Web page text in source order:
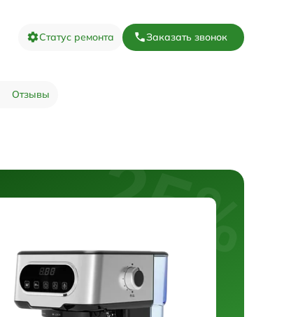
Статус ремонта Заказать звонок
Отзывы